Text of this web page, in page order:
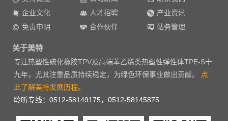
企业文化
人才招聘
产业资讯
免责申明
合作伙伴 站务管理
关于美特
专注热塑性硫化橡胶TPV及高端苯乙烯类热塑性弹性体TPE-S十
九年，尤其注重品质持续稳定，为绿色环保事业做出贡献。 点
此了解美特发展历程。
聆听专线：0512-58149175，0512-58145875